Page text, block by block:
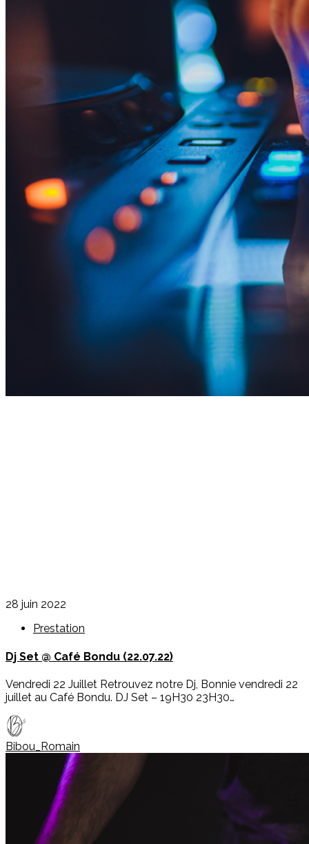
28 juin 2022
Prestation
Dj Set @ Café Bondu (22.07.22)
Vendredi 22 Juillet Retrouvez notre Dj, Bonnie vendredi 22
juillet au Café Bondu. DJ Set – 19H30 23H30…
Bibou_Romain